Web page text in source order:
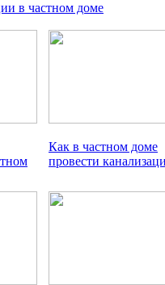
в частном доме
Как в частном доме
провести